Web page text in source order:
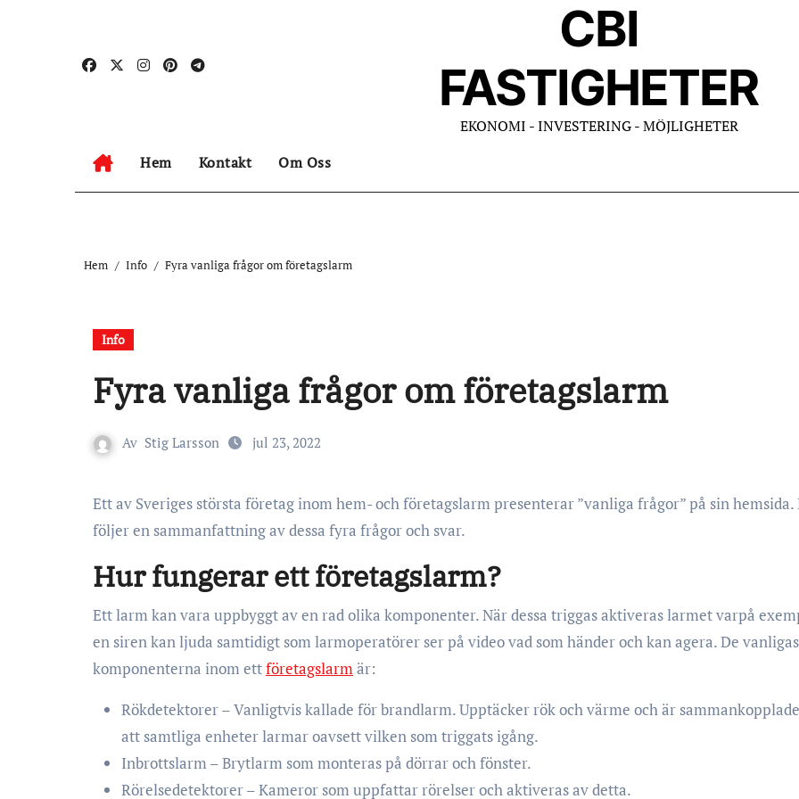
CBI
FASTIGHETER
EKONOMI - INVESTERING - MÖJLIGHETER
Hem Kontakt Om Oss
Hem Info Fyra vanliga frågor om företagslarm
Info
Fyra vanliga frågor om företagslarm
Av Stig Larsson jul 23, 2022
Ett av Sveriges största företag inom hem- och företagslarm presenterar ”vanliga frågor” på sin hemsida. Här
följer en sammanfattning av dessa fyra frågor och svar.
Hur fungerar ett företagslarm?
Ett larm kan vara uppbyggt av en rad olika komponenter. När dessa triggas aktiveras larmet varpå
en siren kan ljuda samtidigt som larmoperatörer ser på video vad som händer och kan agera. De
komponenterna inom ettföretagslarmär:
Rökdetektorer – Vanligtvis kallade för brandlarm. Upptäcker rök och värme och är
att samtliga enheter larmar oavsett vilken som triggats igång.
Inbrottslarm – Brytlarm som monteras på dörrar och fönster.
Rörelsedetektorer – Kameror som uppfattar rörelser och aktiveras av detta.